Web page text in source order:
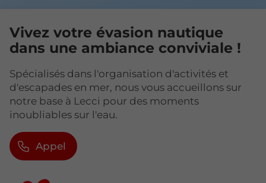
Vivez votre évasion nautique
dans une ambiance conviviale !
Spécialisés dans l'organisation d'activités et
d'escapades en mer, nous vous accueillons sur
notre base à Lecci pour des moments
inoubliables sur l'eau.
Appel